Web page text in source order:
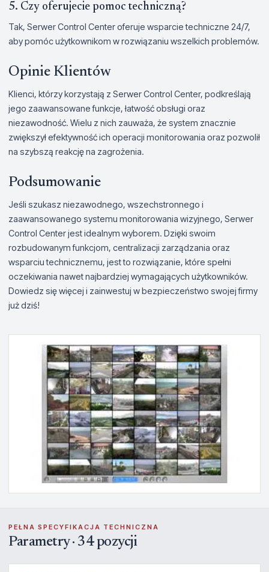
5. Czy oferujecie pomoc techniczną?
Tak, Serwer Control Center oferuje wsparcie techniczne 24/7,
aby pomóc użytkownikom w rozwiązaniu wszelkich problemów.
Opinie Klientów
Klienci, którzy korzystają z Serwer Control Center, podkreślają
jego zaawansowane funkcje, łatwość obsługi oraz
niezawodność. Wielu z nich zauważa, że system znacznie
zwiększył efektywność ich operacji monitorowania oraz pozwolił
na szybszą reakcję na zagrożenia.
Podsumowanie
Jeśli szukasz niezawodnego, wszechstronnego i
zaawansowanego systemu monitorowania wizyjnego, Serwer
Control Center jest idealnym wyborem. Dzięki swoim
rozbudowanym funkcjom, centralizacji zarządzania oraz
wsparciu technicznemu, jest to rozwiązanie, które spełni
oczekiwania nawet najbardziej wymagających użytkowników.
Dowiedz się więcej i zainwestuj w bezpieczeństwo swojej firmy
już dziś!
PEŁNA SPECYFIKACJA TECHNICZNA
Parametry · 34 pozycji